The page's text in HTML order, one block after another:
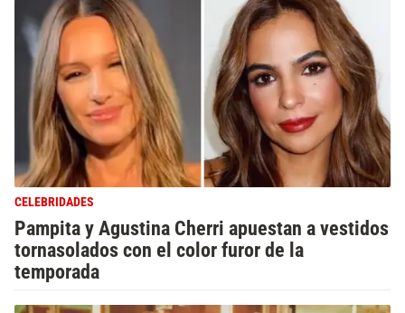
CELEBRIDADES
Pampita y Agustina Cherri apuestan a vestidos
tornasolados con el color furor de la
temporada